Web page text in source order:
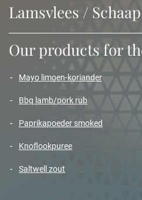
Lamsvlees / Schaap
Our products for
mayo limoen-koriander
bbq lamb/pork rub
paprikapoeder smoked
knoflookpuree
saltwell zout